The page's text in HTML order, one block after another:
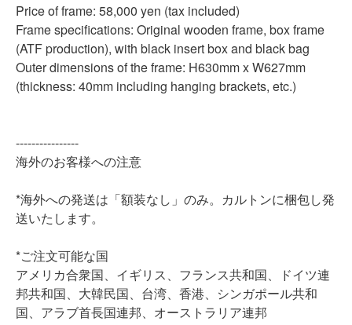
Price of frame: 58,000 yen (tax included)
Frame specifications: Original wooden frame, box frame
(ATF production), with black insert box and black bag
Outer dimensions of the frame: H630mm x W627mm
(thickness: 40mm including hanging brackets, etc.)
----------------
海外のお客様への注意
*海外への発送は「額装なし」のみ。カルトンに梱包し発
送いたします。
*ご注文可能な国
アメリカ合衆国、イギリス、フランス共和国、ドイツ連
邦共和国、大韓民国、台湾、香港、シンガポール共和
国、アラブ首長国連邦、オーストラリア連邦